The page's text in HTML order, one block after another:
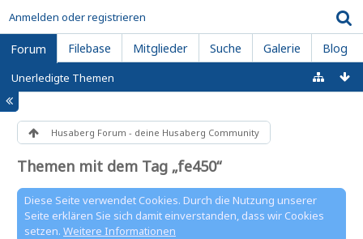
Anmelden oder registrieren
Forum Filebase Mitglieder Suche Galerie Blog
Unerledigte Themen
Husaberg Forum - deine Husaberg Community
Themen mit dem Tag „fe450“
Diese Seite verwendet Cookies. Durch die Nutzung unserer
Seite erklären Sie sich damit einverstanden, dass wir Cookies
setzen. Weitere Informationen